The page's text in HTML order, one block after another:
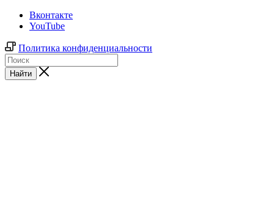
Вконтакте
YouTube
Политика конфиденциальности
Найти